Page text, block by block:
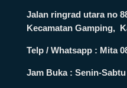
Jalan ringrad utara no
Kecamatan Gamping,
Telp / Whatsapp : Mita
Jam Buka : Senin-